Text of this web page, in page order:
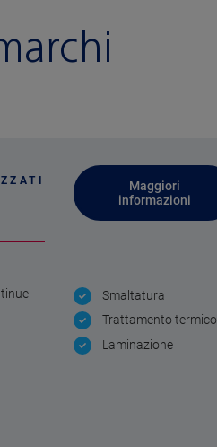
Maggiori
informazioni
Smaltatura
Trattamento termico
Laminazione